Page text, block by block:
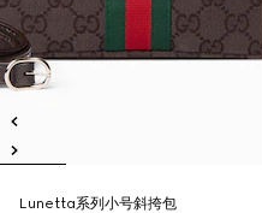
Lunetta系列小号斜挎包